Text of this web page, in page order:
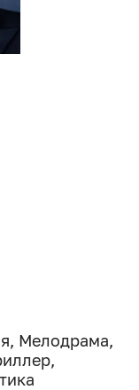
, Мелодрама,
,